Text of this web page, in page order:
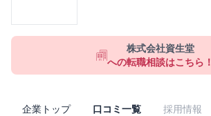
株式会社資生堂
への転職相談はこちら！
企業トップ 口コミ一覧 採用情報